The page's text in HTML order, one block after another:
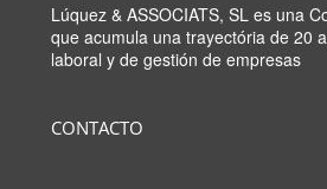
Lúquez & ASSOCIATS, SL es una
que acumula una trayectória de 20
laboral y de gestión de empresas
CONTACTO